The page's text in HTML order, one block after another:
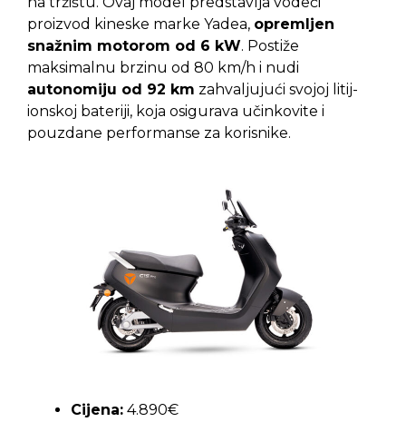
proizvod kineske marke Yadea, opremljen
snažnim motorom od 6 kW. Postiže
maksimalnu brzinu od 80 km/h i nudi
autonomiju od 92 km zahvaljujući svojoj litij-
ionskoj bateriji, koja osigurava učinkovite i
pouzdane performanse za korisnike.
Cijena: 4.890€